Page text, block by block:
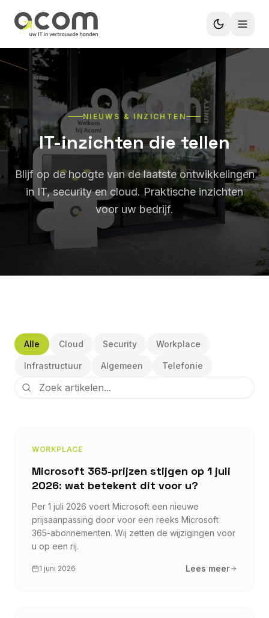
NIEUWS & INZICHTEN
IT-inzichten die tellen
Blijf op de hoogte van de laatste ontwikkelingen
in IT, security en cloud. Praktische inzichten
voor uw bedrijf.
Alle Cloud Security Workplace
Infrastructuur Algemeen Telefonie
WORKPLACE
Microsoft 365-prijzen stijgen op 1 juli
2026: wat betekent dit voor u?
Per 1 juli 2026 voert Microsoft een nieuwe
prijsaanpassing door voor een reeks Microsoft
365-abonnementen. Wij zetten de wijzigingen voor
u op een rij.
1 juni 2026 Lees meer